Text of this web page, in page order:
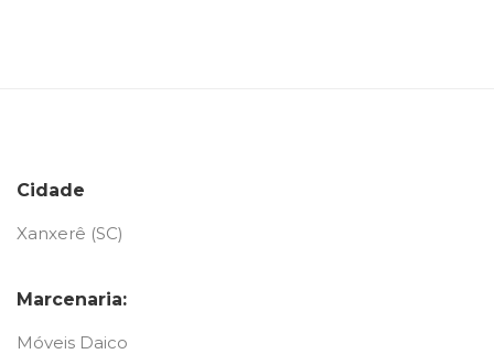
Cidade
Xanxerê (SC)
Marcenaria:
Móveis Daico